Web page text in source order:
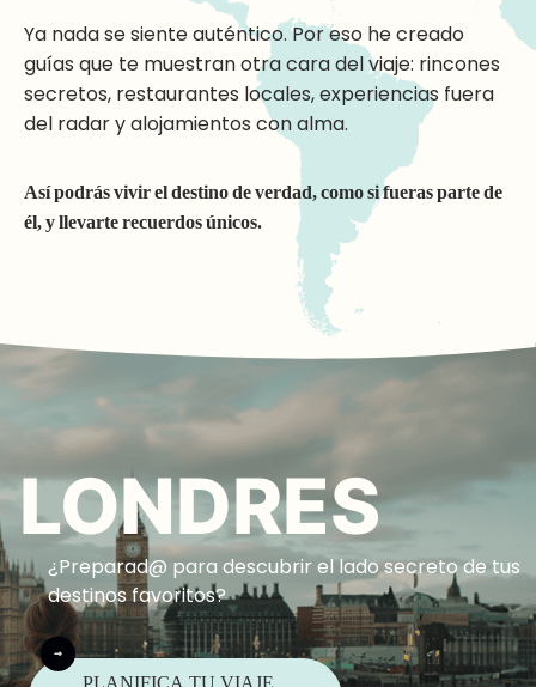
Ya nada se siente auténtico. Por eso he creado
guías que te muestran otra cara del viaje: rincones
secretos, restaurantes locales, experiencias fuera
del radar y alojamientos con alma.
Así podrás vivir el destino de verdad, como si fueras parte de
él, y llevarte recuerdos únicos.
LONDRES
¿Preparad@ para descubrir el lado secreto de tus
destinos favoritos?